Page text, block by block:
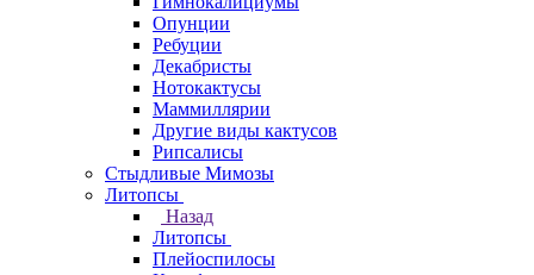
Опунции
Ребуции
Декабристы
Нотокактусы
Маммиллярии
Другие виды кактусов
Рипсалисы
Стыдливые Мимозы
Литопсы
Назад
Литопсы
Плейоспилосы